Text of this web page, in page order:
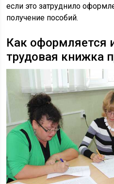
если это затруднило
получение пособий.
Как оформляется
трудовая книжка